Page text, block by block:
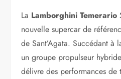
La Lamborghini
nouvelle supercar de
de Sant’Agata. Succédant
un groupe propulseur
délivre des performances de